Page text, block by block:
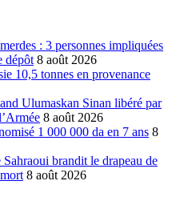
: 3 personnes impliquées
dépôt 8 août 2026
10,5 tonnes en provenance
Ulumaskan Sinan libéré par
8 août 2026
1 000 000 da en 7 ans 8
brandit le drapeau de
8 août 2026